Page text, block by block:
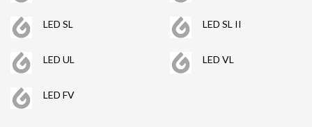
LED SL LED SL II
LED UL LED VL
LED FV